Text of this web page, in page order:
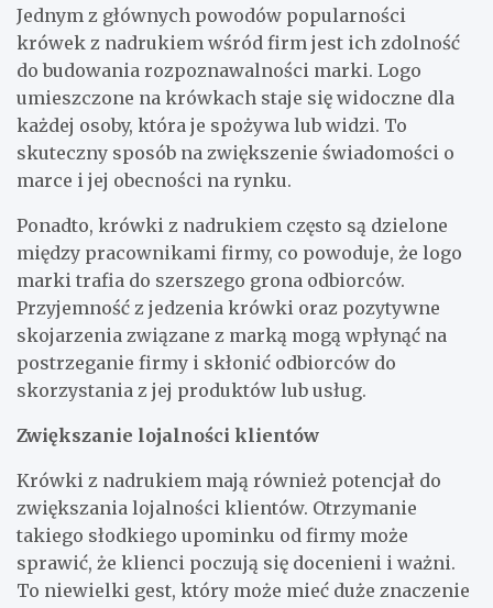
Jednym z głównych powodów popularności
krówek z nadrukiem wśród firm jest ich zdolność
do budowania rozpoznawalności marki. Logo
umieszczone na krówkach staje się widoczne dla
każdej osoby, która je spożywa lub widzi. To
skuteczny sposób na zwiększenie świadomości o
marce i jej obecności na rynku.
Ponadto, krówki z nadrukiem często są dzielone
między pracownikami firmy, co powoduje, że logo
marki trafia do szerszego grona odbiorców.
Przyjemność z jedzenia krówki oraz pozytywne
skojarzenia związane z marką mogą wpłynąć na
postrzeganie firmy i skłonić odbiorców do
skorzystania z jej produktów lub usług.
Zwiększanie lojalności klientów
Krówki z nadrukiem mają również potencjał do
zwiększania lojalności klientów. Otrzymanie
takiego słodkiego upominku od firmy może
sprawić, że klienci poczują się docenieni i ważni.
To niewielki gest, który może mieć duże znaczenie